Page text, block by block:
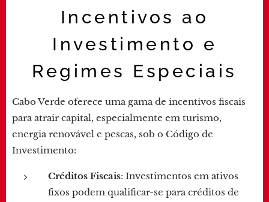
Incentivos ao
Investimento e
Regimes Especiais
Cabo Verde oferece uma gama de incentivos fiscais
para atrair capital, especialmente em turismo,
energia renovável e pescas, sob o Código de
Investimento:
Créditos Fiscais: Investimentos em ativos
fixos podem qualificar-se para créditos de